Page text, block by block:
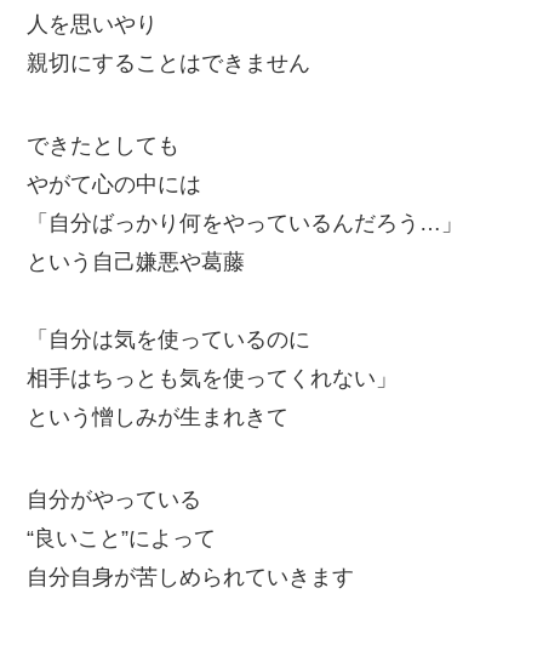
人を思いやり
親切にすることはできません
できたとしても
やがて心の中には
「自分ばっかり何をやっているんだろう…」
という自己嫌悪や葛藤
「自分は気を使っているのに
相手はちっとも気を使ってくれない」
という憎しみが生まれきて
自分がやっている
“良いこと”によって
自分自身が苦しめられていきます